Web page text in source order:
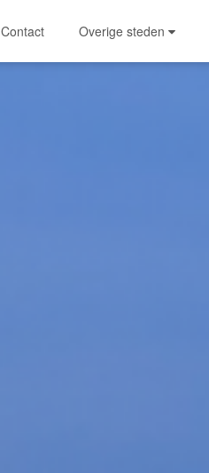
Contact Overige steden